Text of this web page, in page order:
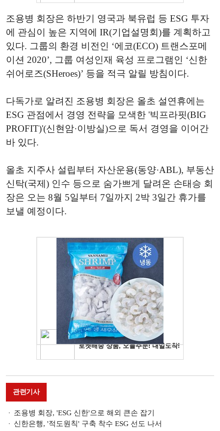
조용병 회장은 하반기 영국과 북유럽 등 ESG 투자
에 관심이 높은 지역에 IR(기업설명회)를 계획하고
있다. 그룹의 환경 비전인 ‘에코(ECO) 트랜스포메
이션 2020’, 그룹 여성인재 육성 프로그램인 ‘신한
쉬어로즈(SHeroes)’ 등을 적극 알릴 방침이다.
다독가로 알려진 조용병 회장은 올초 설연휴에는
ESG 관점에서 경영 전략을 모색한 '빅프라핏(BIG
PROFIT)'(신현암·이방실)으로 독서 경영을 이어간
바 있다.
올초 지주사 설립부터 자산운용(동양·ABL), 부동산
신탁(국제) 인수 등으로 숨가쁘게 달려온 손태승 회
장은 오는 8월 5일부터 7일까지 2박 3일간 휴가를
보낼 예정이다.
관련기사
조용병 회장, 'ESG 신한'으로 해외 큰손 잡기
신한은행, '적도원칙' 구축 착수 ESG 선도 나서